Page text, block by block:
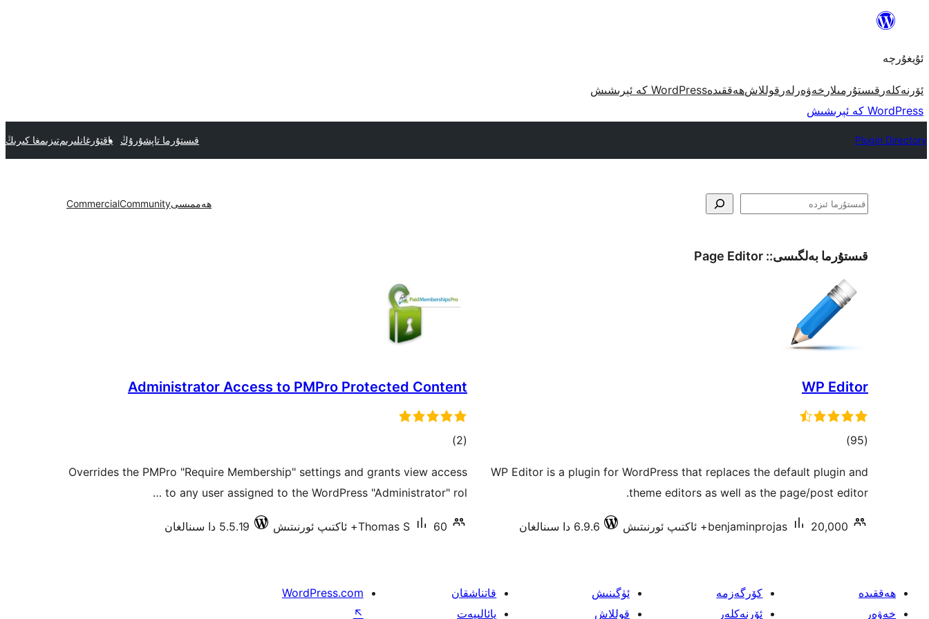
مەزمۇنغا
ئۇيغۇرچە
ئۆرنەكلەر قىستۇرمىلار خەۋەرلەر قوللاشھەققىدەWordPress كە ئېرىشىش
WordPress كە ئېرىشىش
Plugin Directory قىستۇرما تاپشۇرۇڭ ياقتۇرغانلىرىمتىزىمغا كىرىڭ
ئىزدە ھەممىسىCommunity
Commercial
قىستۇرما بەلگىسى:: Page Editor
WP Editor
(95
ئومۇمىي)
WP Editor is a plugin for WordPress that replaces the default plugin and
theme editors as well as the page/post editor.
benjaminprojas 20,000+ ئاكتىپ ئورنىتىش 6.9.6 دا سىنالغان
Administrator Access to PMPro Protected Content
(2 ئومۇمىي)
Overrides the PMPro "Require Membership" settings and grants view access
to any user assigned to the WordPress "Administrator" rol …
Thomas S 60+ ئاكتىپ ئورنىتىش 5.5.19 دا سىنالغان
ھەققىدە
خەۋەر
كۆرگەزمە
ئۆرنەكلەر
ئۈگىنىش
قوللاش
قاتناشقان
پائالىيەت
WordPress.com
↖